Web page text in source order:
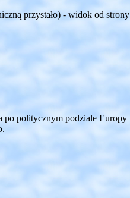
przystało) - widok od
po politycznym podziale